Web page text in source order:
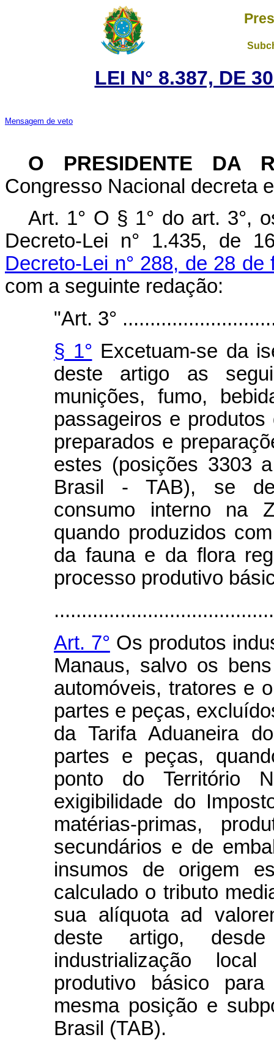
LEI N° 8.387, DE
Mensagem de veto
O PRESIDENTE DA
Congresso Nacional decreta
Art. 1° O § 1° do art. 3°,
Decreto-Lei n° 1.435, de
Decreto-Lei n° 288, de 28 de
com a seguinte redação:
"Art. 3°
§ 1° Excetuam-se da
deste artigo as
munições, fumo,
passageiros e
preparados e
estes (posições 3303
Brasil - TAB), se
consumo interno na
quando produzidos
da fauna e da flora
processo produtivo
Art. 7° Os produtos
Manaus, salvo os
automóveis, tratores e
partes e peças,
da Tarifa Aduaneira
partes e peças,
ponto do Território
exigibilidade do
matérias-primas,
secundários e de
insumos de origem
calculado o tributo
sua alíquota ad
deste artigo,
industrialização
produtivo básico
mesma posição e
Brasil (TAB).